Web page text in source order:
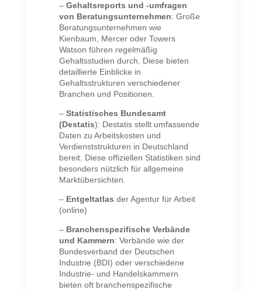
– Gehaltsreports und -umfragen
von Beratungsunternehmen: Große
Beratungsunternehmen wie
Kienbaum, Mercer oder Towers
Watson führen regelmäßig
Gehaltsstudien durch. Diese bieten
detaillierte Einblicke in
Gehaltsstrukturen verschiedener
Branchen und Positionen.
– Statistisches Bundesamt
(Destatis): Destatis stellt umfassende
Daten zu Arbeitskosten und
Verdienststrukturen in Deutschland
bereit. Diese offiziellen Statistiken sind
besonders nützlich für allgemeine
Marktübersichten.
– Entgeltatlas der Agentur für Arbeit
(online)
– Branchenspezifische Verbände
und Kammern: Verbände wie der
Bundesverband der Deutschen
Industrie (BDI) oder verschiedene
Industrie- und Handelskammern
bieten oft branchenspezifische